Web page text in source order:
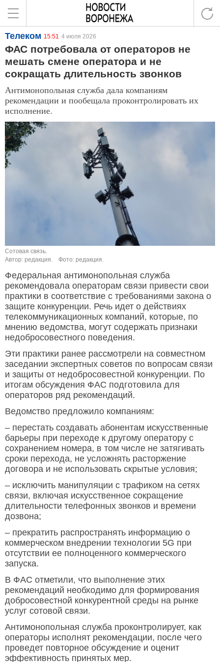
Телеком 15:51 4 июля 2026
ФАС потребовала от операторов не
мешать смене оператора и не
сокращать длительность звонков
Антимонопольная служба дала компаниям
рекомендации и пообещала проконтролировать их
исполнение.
Сотовая связь.
Автор: редакция.
Фото: редакция.
Федеральная антимонопольная служба
рекомендовала операторам связи привести свои
практики в соответствие с требованиями закона о
защите конкуренции. Речь идет о действиях
телекоммуникационных компаний, которые, по
мнению ведомства, могут содержать признаки
недобросовестного поведения.
Эти практики ранее рассмотрели на совместном
заседании экспертных советов по вопросам связи
и защиты от недобросовестной конкуренции. По
итогам обсуждения ФАС подготовила для
операторов ряд рекомендаций.
Ведомство предложило компаниям:
– перестать создавать абонентам искусственные
барьеры при переходе к другому оператору с
сохранением номера, в том числе не затягивать
сроки перехода, не усложнять расторжение
договора и не использовать скрытые условия;
– исключить манипуляции с трафиком на сетях
связи, включая искусственное сокращение
длительности телефонных звонков и времени
дозвона;
– прекратить распространять информацию о
коммерческом внедрении технологии 5G при
отсутствии ее полноценного коммерческого
запуска.
В ФАС отметили, что выполнение этих
рекомендаций необходимо для формирования
добросовестной конкурентной среды на рынке
услуг сотовой связи.
Антимонопольная служба проконтролирует, как
операторы исполнят рекомендации, после чего
проведет повторное обсуждение и оценит
эффективность принятых мер.